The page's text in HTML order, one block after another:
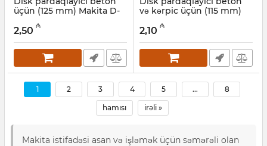
üçün (125 mm) Makita D-
Artikul:
2,50 ₼
və kərpic üçün (115 mm)
Artikul:
2,10 ₼
1 2 3 4 5 ... 8
hamısı irəli »
Makita istifadəsi asan və işləmək üçün səmərəli olan